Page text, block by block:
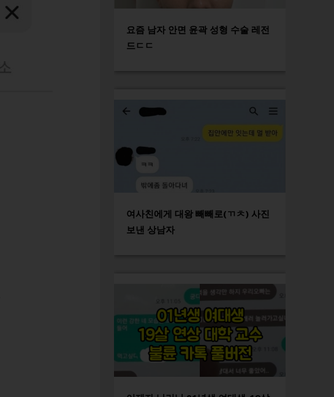
요즘 남자 안면 윤곽 성형 수술 레전
드ㄷㄷ
여사친에게 대왕 빼빼로(ㄲㅊ) 사진
보낸 상남자